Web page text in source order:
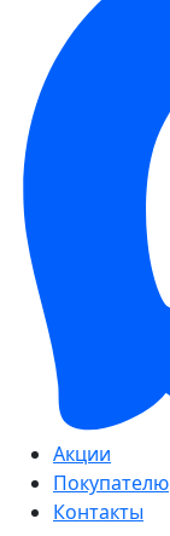
Акции
Покупателю
Контакты